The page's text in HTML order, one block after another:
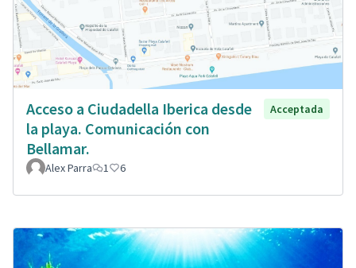
Acceso a Ciudadella Iberica desde
la playa. Comunicación con
Bellamar.
Acceptada
Alex Parra 1 6